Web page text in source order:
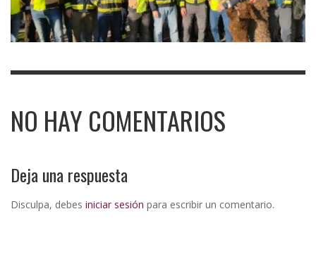
NO HAY COMENTARIOS
Deja una respuesta
Disculpa, debes iniciar sesión para escribir un comentario.